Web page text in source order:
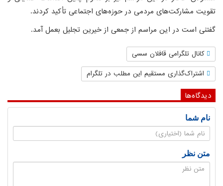
تقویت مشارکت‌های مردمی در حوزه‌های اجتماعی تأکید کردند.
گفتنی است در این مراسم از جمعی از خیرین تجلیل بعمل آمد.
کانال تلگرامی قافلان سسی
اشتراک‌گذاری مستقیم این مطلب در تلگرام
دیدگاه‌ها
نام شما
متن نظر